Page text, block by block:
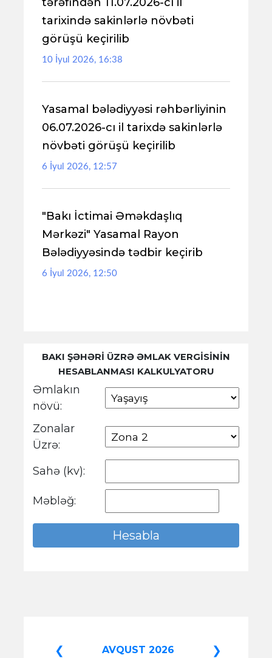
tarixində sakinlərlə növbəti
görüşü keçirilib
10 İyul 2026, 16:38
Yasamal bələdiyyəsi rəhbərliyinin
06.07.2026-cı il tarixdə sakinlərlə
növbəti görüşü keçirilib
6 İyul 2026, 12:57
"Bakı İctimai Əməkdaşlıq
Mərkəzi" Yasamal Rayon
Bələdiyyəsində tədbir keçirib
6 İyul 2026, 12:50
BAKI ŞƏHƏRİ ÜZRƏ ƏMLAK VERGİSİNİN
HESABLANMASI KALKULYATORU
Əmlakın
növü:
Zonalar
Üzrə:
Sahə (kv):
Məbləğ:
❮ AVQUST 2026 ❯